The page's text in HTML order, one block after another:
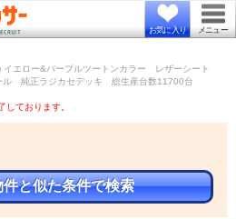
お気に入り メニュー
イエロー&パープルツートンカラー レザーシート
ル 純正ラジカセデッキ 総生産台数11700台
しております。
と似た条件で検索